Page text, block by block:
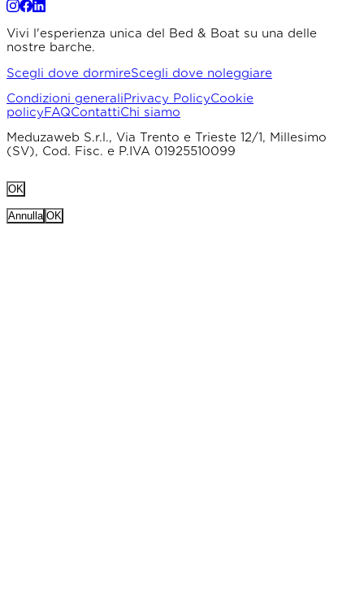
Vivi l'esperienza unica del Bed & Boat su una delle
nostre barche.
Scegli dove dormireScegli dove noleggiare
Condizioni generaliPrivacy PolicyCookie
policyFAQContattiChi siamo
Meduzaweb S.r.l., Via Trento e Trieste 12/1, Millesimo
(SV), Cod. Fisc. e P.IVA 01925510099
OK
Annulla OK